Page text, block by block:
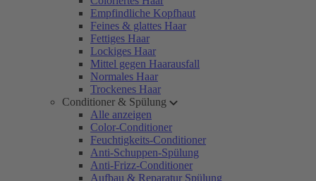
Empfindliche Kopfhaut
Feines & glattes Haar
Fettiges Haar
Lockiges Haar
Mittel gegen Haarausfall
Normales Haar
Trockenes Haar
Conditioner & Spülung
Alle anzeigen
Color-Conditioner
Feuchtigkeits-Conditioner
Anti-Schuppen-Spülung
Anti-Frizz-Conditioner
Aufbau & Reparatur Spülung